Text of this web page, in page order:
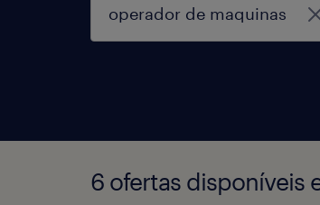
6 ofertas disponíveis